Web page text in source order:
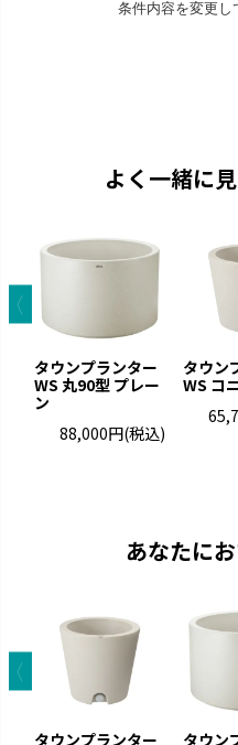
よく一緒に
タウンプランター
WS 丸90型 プレー
ン
88,000円(税込)
タウン
WS コ
あなたに
タウンプランター タウン